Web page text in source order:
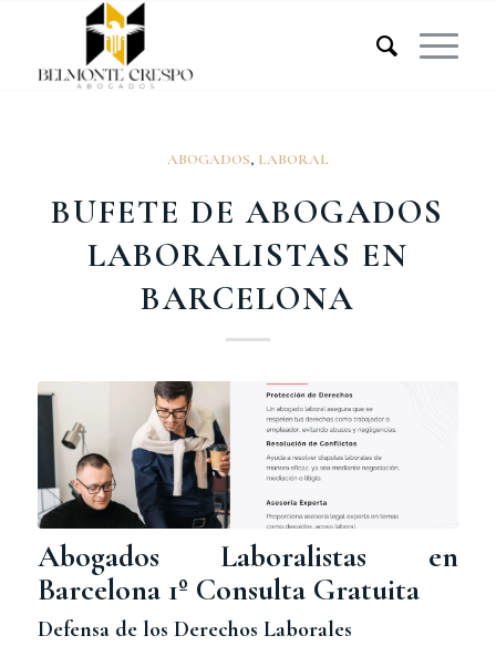
ABOGADOS, LABORAL
BUFETE DE ABOGADOS
LABORALISTAS EN
BARCELONA
Abogados Laboralistas en
Barcelona 1º Consulta Gratuita
Defensa de los Derechos Laborales